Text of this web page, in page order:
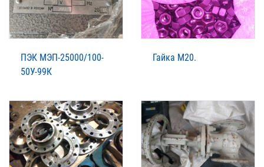
ПЭК МЭП-25000/100-
50У-99К
Гайка М20.